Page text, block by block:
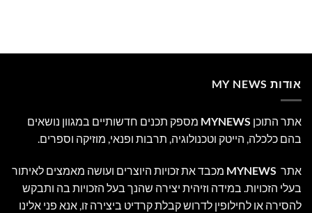
אודות MY NEWS
אתר התוכן MYNEWS מספק תכנים חדשותיים במגוון נושאים
בהם כלכלה, הייטק וטכנולוגיה, תרבות ופנאי, מוזיקה וספרים.
אתר MYNEWS מכבד את זכויות היוצרים ועושה מאמצים לאיתור
בעלי הזכויות. במידה וזיהית יצירה שהנך בעל הזכויות בה ותבקש
להסירה או לחילופין לדרוש קבלת קרדיט ביצירה זו, אנא פני אלינו